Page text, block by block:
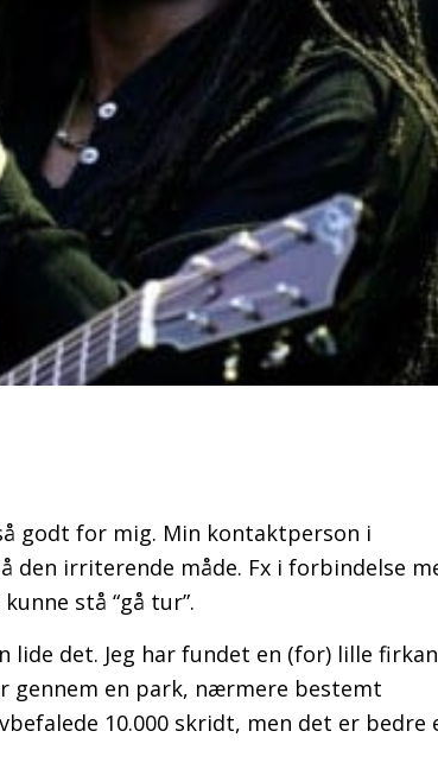
godt for mig. Min kontaktperson i
irriterende måde. Fx i forbindelse
stå “gå tur”.
lide det. Jeg har fundet en (for) lille
gennem en park, nærmere bestemt
10.000 skridt, men det er bedre